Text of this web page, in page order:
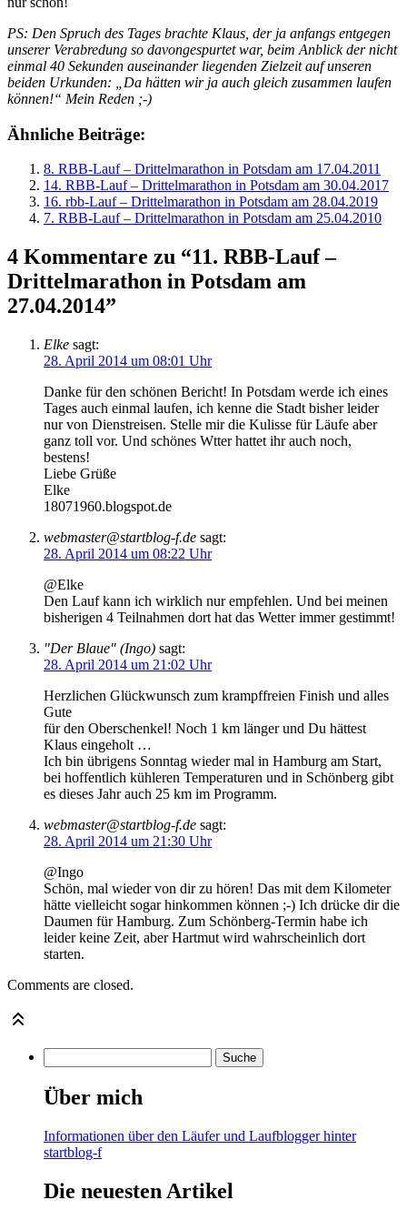
PS: Den Spruch des Tages brachte Klaus, der ja anfangs entgegen
unserer Verabredung so davongespurtet war, beim Anblick der nicht
einmal 40 Sekunden auseinander liegenden Zielzeit auf unseren
beiden Urkunden: „Da hätten wir ja auch gleich zusammen laufen
können!“ Mein Reden ;-)
Ähnliche Beiträge:
8. RBB-Lauf – Drittelmarathon in Potsdam am 17.04.2011
14. RBB-Lauf – Drittelmarathon in Potsdam am 30.04.2017
16. rbb-Lauf – Drittelmarathon in Potsdam am 28.04.2019
7. RBB-Lauf – Drittelmarathon in Potsdam am 25.04.2010
4 Kommentare zu “11. RBB-Lauf –
Drittelmarathon in Potsdam am
27.04.2014”
Elke sagt:
28. April 2014 um 08:01 Uhr
Danke für den schönen Bericht! In Potsdam werde ich eines
Tages auch einmal laufen, ich kenne die Stadt bisher leider
nur von Dienstreisen. Stelle mir die Kulisse für Läufe aber
ganz toll vor. Und schönes Wtter hattet ihr auch noch,
bestens!
Liebe Grüße
Elke
18071960.blogspot.de
webmaster@startblog-f.de sagt:
28. April 2014 um 08:22 Uhr
@Elke
Den Lauf kann ich wirklich nur empfehlen. Und bei meinen
bisherigen 4 Teilnahmen dort hat das Wetter immer gestimmt!
"Der Blaue" (Ingo) sagt:
28. April 2014 um 21:02 Uhr
Herzlichen Glückwunsch zum krampffreien Finish und alles
Gute
für den Oberschenkel! Noch 1 km länger und Du hättest
Klaus eingeholt …
Ich bin übrigens Sonntag wieder mal in Hamburg am Start,
bei hoffentlich kühleren Temperaturen und in Schönberg gibt
es dieses Jahr auch 25 km im Programm.
webmaster@startblog-f.de sagt:
28. April 2014 um 21:30 Uhr
@Ingo
Schön, mal wieder von dir zu hören! Das mit dem Kilometer
hätte vielleicht sogar hinkommen können ;-) Ich drücke dir die
Daumen für Hamburg. Zum Schönberg-Termin habe ich
leider keine Zeit, aber Hartmut wird wahrscheinlich dort
starten.
Comments are closed.
Über mich
Informationen über den Läufer und Laufblogger hinter
startblog-f
Die neuesten Artikel